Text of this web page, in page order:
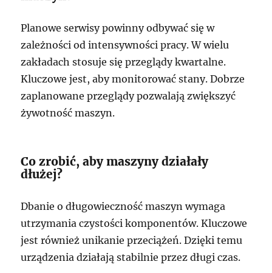
Planowe serwisy powinny odbywać się w
zależności od intensywności pracy. W wielu
zakładach stosuje się przeglądy kwartalne.
Kluczowe jest, aby monitorować stany. Dobrze
zaplanowane przeglądy pozwalają zwiększyć
żywotność maszyn.
Co zrobić, aby maszyny działały
dłużej?
Dbanie o długowieczność maszyn wymaga
utrzymania czystości komponentów. Kluczowe
jest również unikanie przeciążeń. Dzięki temu
urządzenia działają stabilnie przez długi czas.